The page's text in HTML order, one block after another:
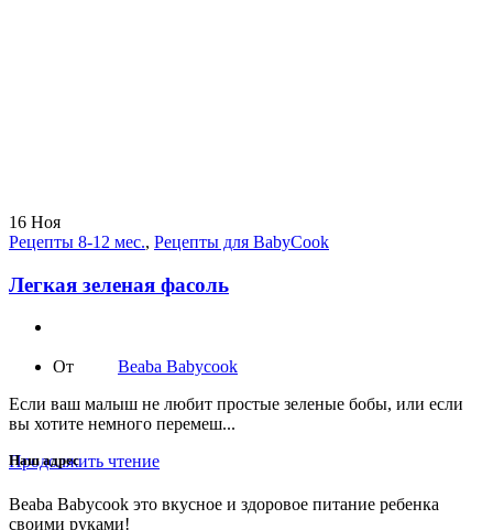
16 Ноя
Рецепты 8-12 мес., Рецепты для BabyCook
Легкая зеленая фасоль
От
Beaba Babycook
Если ваш малыш не любит простые зеленые бобы, или если
вы хотите немного перемеш...
Продолжить чтение
Наш адрес
Beaba Babycook это вкусное и здоровое питание ребенка
своими руками!